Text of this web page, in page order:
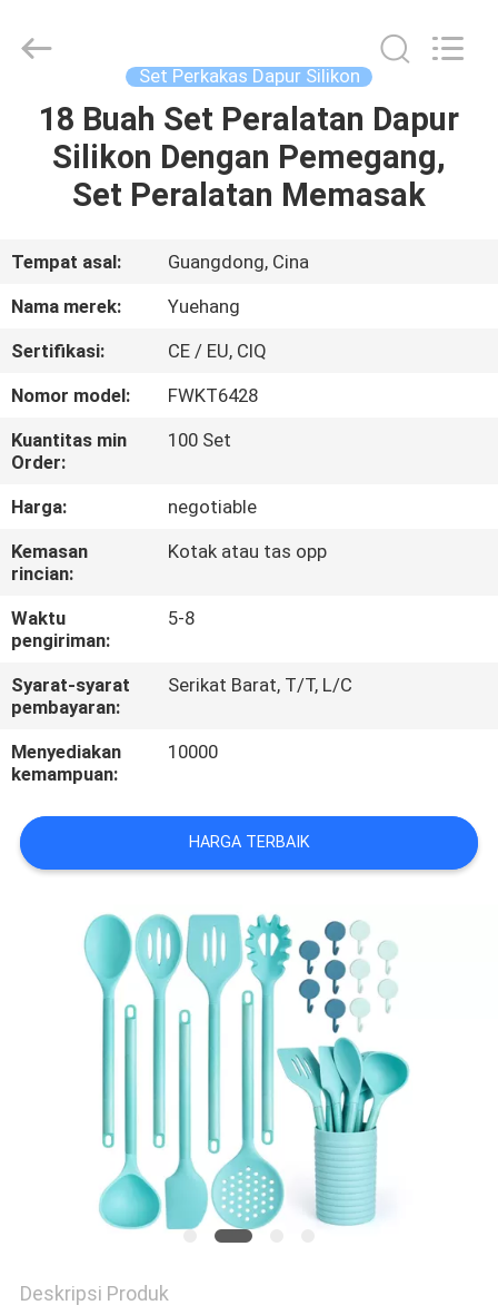
RUMAH
PRODUK
TENTANG
KAMI
TUR
PABRIK
KONTROL
KUALITAS
HUBUNGI
KAMI
PERMINTAAN
PRIVACY
POLICY
Trading
Co.,Ltd..
Reserved.
Set Perkakas Dapur Silikon
18 Buah Set Peralatan Dapur
Silikon Dengan Pemegang,
Set Peralatan Memasak
Tempat asal:
Guangdong, Cina
Nama merek:
Yuehang
Sertifikasi:
CE / EU, CIQ
Nomor model:
FWKT6428
Kuantitas min
Order:
100 Set
Harga:
negotiable
Kemasan
rincian:
Kotak atau tas opp
Waktu
pengiriman:
5-8
Syarat-syarat
pembayaran:
Serikat Barat, T/T, L/C
Menyediakan
kemampuan:
10000
HARGA TERBAIK
Deskripsi Produk